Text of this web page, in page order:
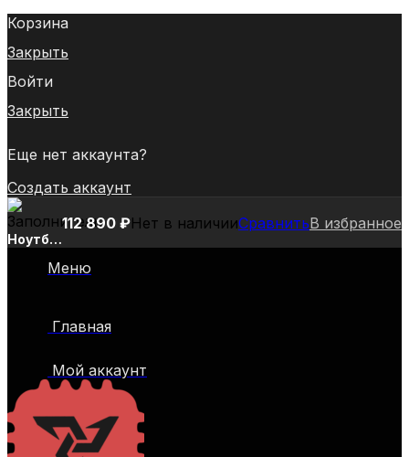
Корзина
Закрыть
Войти
Закрыть
Еще нет аккаунта?
Создать аккаунт
Ноутбук
Zenbook
UX5400EG-
1165G7
16Gb
SSD512Gb
NVIDIA
GeForce
112 890 ₽Нет в наличииСравнитьВ избранное
Меню
Главная
Мой аккаунт